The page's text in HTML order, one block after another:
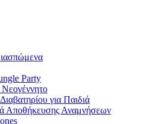
Party
για Παιδιά
Αποθήκευσης Αναμνήσεων